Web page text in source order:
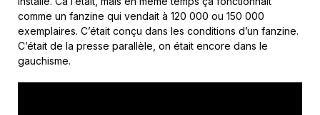
comme un fanzine qui vendait à 120 000 ou 150 000
exemplaires. C’était conçu dans les conditions d’un fanzine.
C’était de la presse parallèle, on était encore dans le
gauchisme.